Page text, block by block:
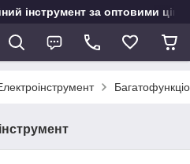
інструмент за оптовими